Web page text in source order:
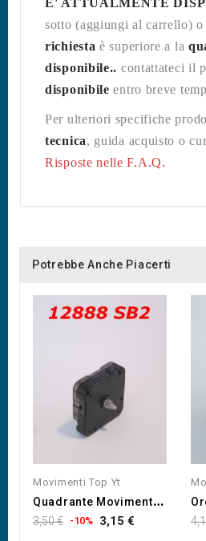
E' ATTUALMENTE
sotto (aggiungi al carrello) o
richiesta è superiore a la
disponibile.. contattateci il
disponibile entro breve
Per ulteriori specifiche
tecnica, guida acquisto o
Risposte nelle F.A.Q.
Potrebbe Anche Piacerti
Movimenti Top Yt
Q
Uadrante Movimento...
3,50 € -10% 3,15 €